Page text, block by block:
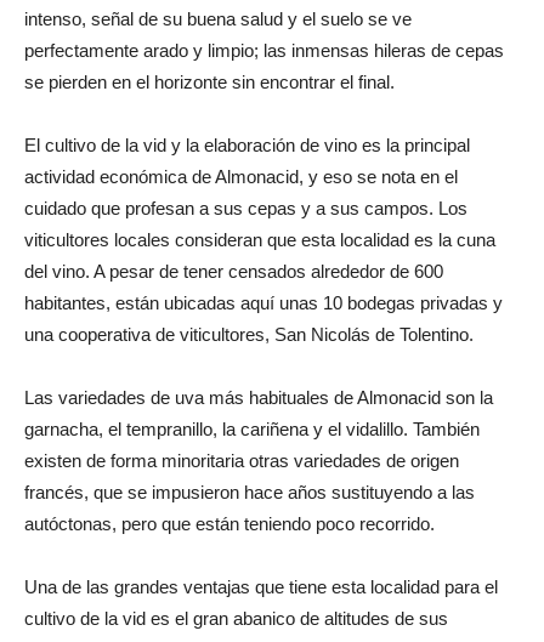
intenso, señal de su buena salud y el suelo se ve
perfectamente arado y limpio; las inmensas hileras de cepas
se pierden en el horizonte sin encontrar el final.
El cultivo de la vid y la elaboración de vino es la principal
actividad económica de Almonacid, y eso se nota en el
cuidado que profesan a sus cepas y a sus campos. Los
viticultores locales consideran que esta localidad es la cuna
del vino. A pesar de tener censados alrededor de 600
habitantes, están ubicadas aquí unas 10 bodegas privadas y
una cooperativa de viticultores, San Nicolás de Tolentino.
Las variedades de uva más habituales de Almonacid son la
garnacha, el tempranillo, la cariñena y el vidalillo. También
existen de forma minoritaria otras variedades de origen
francés, que se impusieron hace años sustituyendo a las
autóctonas, pero que están teniendo poco recorrido.
Una de las grandes ventajas que tiene esta localidad para el
cultivo de la vid es el gran abanico de altitudes de sus